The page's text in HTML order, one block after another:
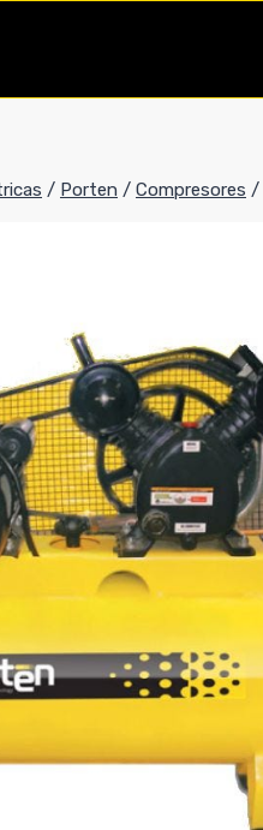
/ Porten / Compresores /